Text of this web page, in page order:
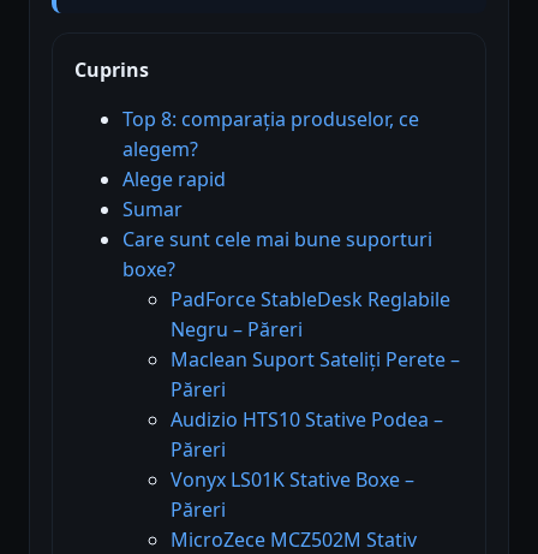
Cuprins
Top 8: comparația produselor, ce
alegem?
Alege rapid
Sumar
Care sunt cele mai bune suporturi
boxe?
PadForce StableDesk Reglabile
Negru – Păreri
Maclean Suport Sateliți Perete –
Păreri
Audizio HTS10 Stative Podea –
Păreri
Vonyx LS01K Stative Boxe –
Păreri
MicroZece MCZ502M Stativ